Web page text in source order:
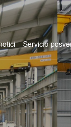
Servicio